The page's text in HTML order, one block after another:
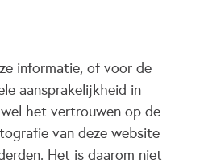
informatie, of voor de
aansprakelijkheid in
het vertrouwen op de
van deze website
Het is daarom niet